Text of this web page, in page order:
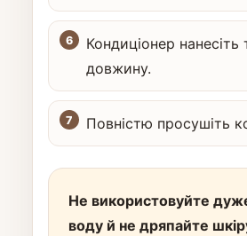
Кондиціонер нанесіть
довжину.
Повністю просушіть
Не використовуйте
воду й не дряпайте